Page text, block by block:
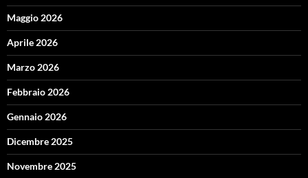
Maggio 2026
Aprile 2026
Marzo 2026
Febbraio 2026
Gennaio 2026
Dicembre 2025
Novembre 2025